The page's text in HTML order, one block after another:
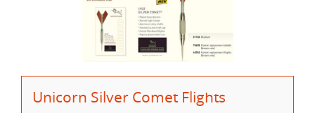
Unicorn Silver Comet Flights